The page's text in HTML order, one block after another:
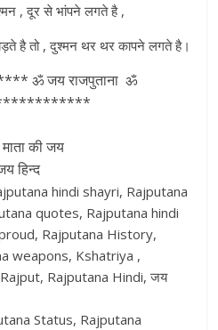
, दूर से भांपने लगते है ,
है तो , दुश्मन थर थर कापने लगते है।
ॐ जय राजपुताना ॐ
की जय
हिन्द
hindi shayri, Rajputana
quotes, Rajputana hindi
Rajputana History,
weapons, Kshatriya ,
Rajputana Hindi, जय
Status, Rajputana